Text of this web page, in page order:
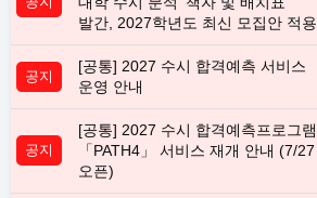
발간, 2027학년도 최신 모집안 적용
공지
[공통] 2027 수시 합격예측 서비스
운영 안내
공지
[공통] 2027 수시 합격예측프로그램
「PATH4」 서비스 재개 안내 (7/27
오픈)